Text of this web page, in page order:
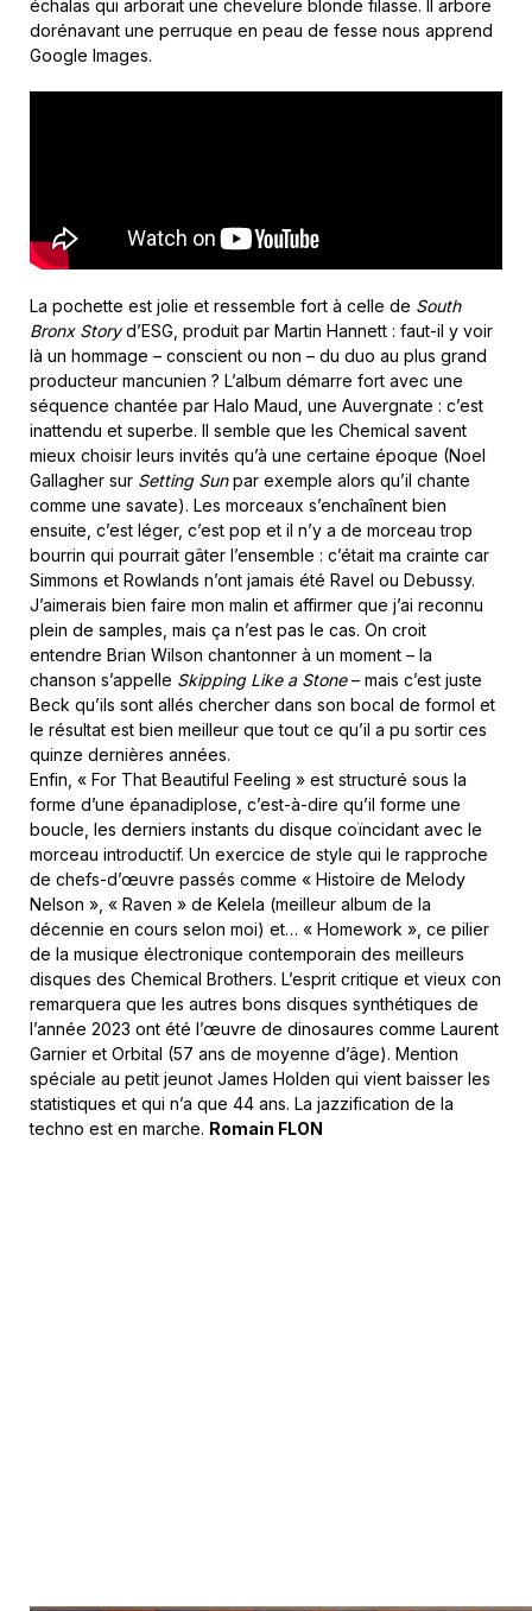
échalas qui arborait une chevelure blonde filasse. Il arbore
dorénavant une perruque en peau de fesse nous apprend
Google Images.
La pochette est jolie et ressemble fort à celle de South
Bronx Storyd’ESG, produit par Martin Hannett : faut-il y voir
là un hommage – conscient ou non – du duo au plus grand
producteur mancunien ? L’album démarre fort avec une
séquence chantée par Halo Maud, une Auvergnate : c’est
inattendu et superbe. Il semble que les Chemical savent
mieux choisir leurs invités qu’à une certaine époque (Noel
Gallagher sur Setting Sunpar exemple alors qu’il chante
comme une savate). Les morceaux s’enchaînent bien
ensuite, c’est léger, c’est pop et il n’y a de morceau trop
bourrin qui pourrait gâter l’ensemble : c’était ma crainte car
Simmons et Rowlands n’ont jamais été Ravel ou Debussy.
J’aimerais bien faire mon malin et affirmer que j’ai reconnu
plein de samples, mais ça n’est pas le cas. On croit
entendre Brian Wilson chantonner à un moment – la
chanson s’appelle Skipping Like a Stone– mais c’est juste
Beck qu’ils sont allés chercher dans son bocal de formol et
le résultat est bien meilleur que tout ce qu’il a pu sortir ces
quinze dernières années.
Enfin, « For That Beautiful Feeling » est structuré sous la
forme d’une épanadiplose, c’est-à-dire qu’il forme une
boucle, les derniers instants du disque coïncidant avec le
morceau introductif. Un exercice de style qui le rapproche
de chefs-d’œuvre passés comme « Histoire de Melody
Nelson », « Raven » de Kelela (meilleur album de la
décennie en cours selon moi) et… « Homework », ce pilier
de la musique électronique contemporain des meilleurs
disques des Chemical Brothers. L’esprit critique et vieux con
remarquera que les autres bons disques synthétiques de
l’année 2023 ont été l’œuvre de dinosaures comme Laurent
Garnier et Orbital (57 ans de moyenne d’âge). Mention
spéciale au petit jeunot James Holden qui vient baisser les
statistiques et qui n’a que 44 ans. La jazzification de la
techno est en marche. Romain FLON